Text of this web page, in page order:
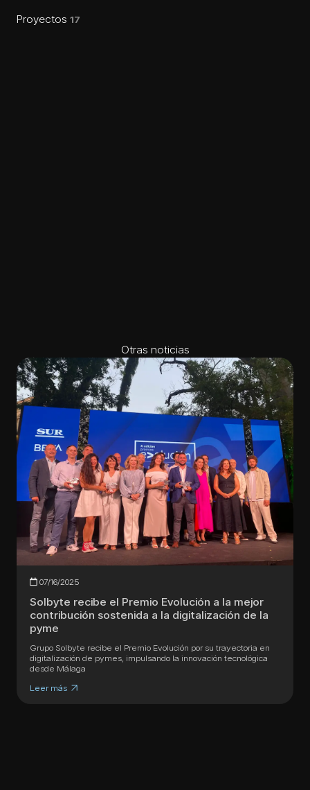
Proyectos 17
Otras noticias
07/16/2025
Solbyte recibe el Premio Evolución a la mejor
contribución sostenida a la digitalización de la
pyme
Grupo Solbyte recibe el Premio Evolución por su trayectoria en
digitalización de pymes, impulsando la innovación tecnológica
desde Málaga
Leer más